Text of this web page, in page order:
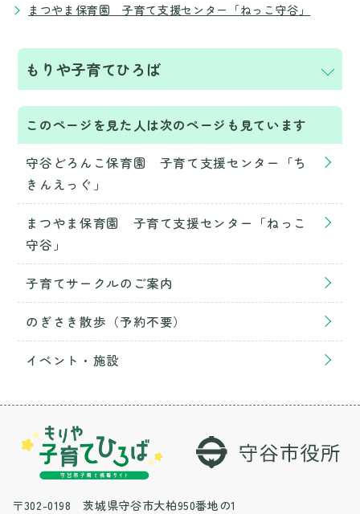
まつやま保育園 子育て支援センター「ねっこ守谷」
もりや子育てひろば
このページを見た人は次のページも見ています
守谷どろんこ保育園 子育て支援センター「ち
きんえっぐ」
まつやま保育園 子育て支援センター「ねっこ
守谷」
子育てサークルのご案内
のぎさき散歩（予約不要）
イベント・施設
〒302-0198 茨城県守谷市大柏950番地の1